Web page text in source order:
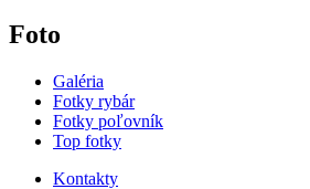
Foto
Galéria
Fotky rybár
Fotky poľovník
Top fotky
Kontakty